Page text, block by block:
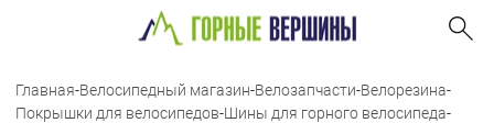
Главная-Велосипедный магазин-Велозапчасти-Велорезина-
Покрышки для велосипедов-Шины для горного велосипеда-